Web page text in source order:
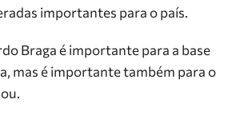
importantes para o país.
Braga é importante para a base
mas é importante também para o